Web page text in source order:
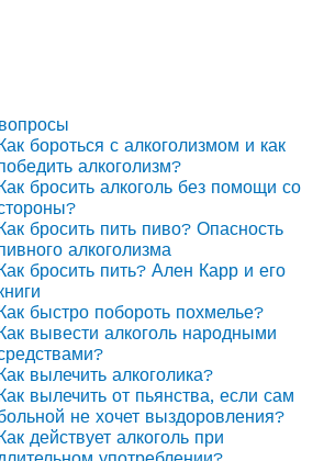
бороться с алкоголизмом и как
алкоголизм?
бросить алкоголь без помощи со
бросить пить пиво? Опасность
алкоголизма
бросить пить? Ален Карр и его
быстро побороть похмелье?
вывести алкоголь народными
вылечить алкоголика?
вылечить от пьянства, если сам
не хочет выздоровления?
действует алкоголь при